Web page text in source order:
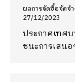
ผลการจัดซื้อจัดจ้า
27/12/2023
ประกาศเทศ
ชนะการเสน